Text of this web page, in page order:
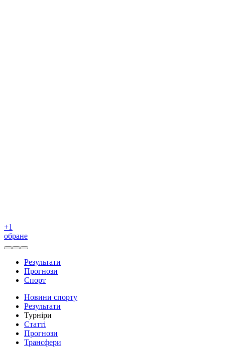
+1
обране
Результати
Прогнози
Спорт
Новини спорту
Результати
Турніри
Статті
Прогнози
Трансфери